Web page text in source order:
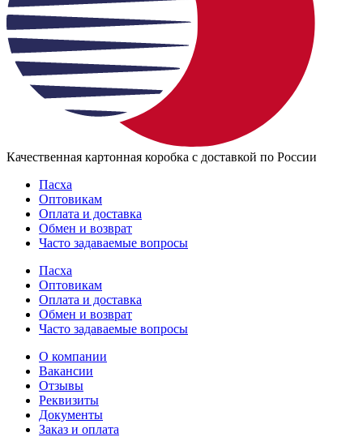
Качественная картонная коробка с доставкой по России
Пасха
Оптовикам
Оплата и доставка
Обмен и возврат
Часто задаваемые вопросы
Пасха
Оптовикам
Оплата и доставка
Обмен и возврат
Часто задаваемые вопросы
О компании
Вакансии
Отзывы
Реквизиты
Документы
Заказ и оплата